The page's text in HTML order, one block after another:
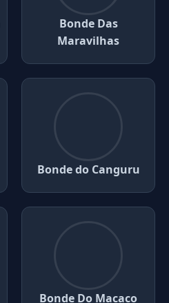
Bonde Das
Maravilhas
Bonde do Canguru
Bonde Do Macaco